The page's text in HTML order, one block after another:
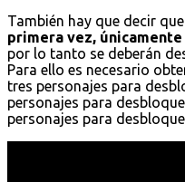
También hay que decir que
primera vez,
por lo tanto se deberán
Para ello es necesario
tres personajes para
personajes para
personajes para